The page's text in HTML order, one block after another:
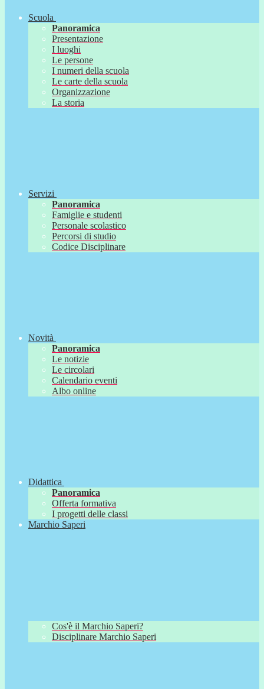
Scuola
Panoramica
Presentazione
I luoghi
Le persone
I numeri della scuola
Le carte della scuola
Organizzazione
La storia
Servizi
Panoramica
Famiglie e studenti
Personale scolastico
Percorsi di studio
Codice Disciplinare
Novità
Panoramica
Le notizie
Le circolari
Calendario eventi
Albo online
Didattica
Panoramica
Offerta formativa
I progetti delle classi
Marchio Saperi
Cos'è il Marchio Saperi?
Disciplinare Marchio Saperi